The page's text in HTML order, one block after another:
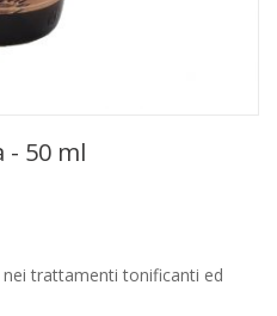
- 50 ml
trattamenti tonificanti ed